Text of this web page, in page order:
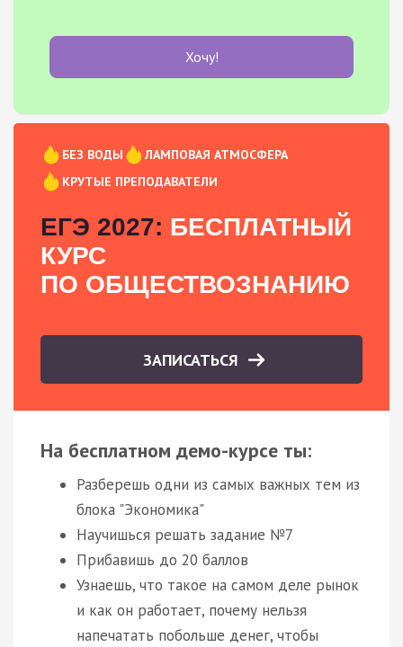
Хочу!
БЕЗ ВОДЫ
ЛАМПОВАЯ АТМОСФЕРА
КРУТЫЕ ПРЕПОДАВАТЕЛИ
ЕГЭ 2027: БЕСПЛАТНЫЙ
КУРС
ПО ОБЩЕСТВОЗНАНИЮ
ЗАПИСАТЬСЯ
На бесплатном демо-курсе ты:
Разберешь одни из самых важных тем из
блока "Экономика"
Научишься решать задание №7
Прибавишь до 20 баллов
Узнаешь, что такое на самом деле рынок
и как он работает, почему нельзя
напечатать побольше денег, чтобы